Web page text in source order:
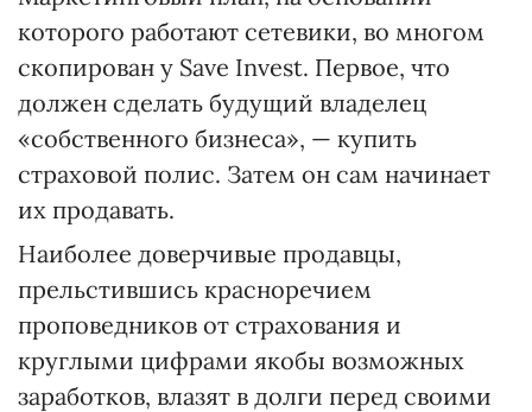
которого работают сетевики, во многом
скопирован у Save Invest. Первое, что
должен сделать будущий владелец
«собственного бизнеса», — купить
страховой полис. Затем он сам начинает
их продавать.
Наиболее доверчивые продавцы,
прельстившись красноречием
проповедников от страхования и
круглыми цифрами якобы возможных
заработков, влазят в долги перед своими